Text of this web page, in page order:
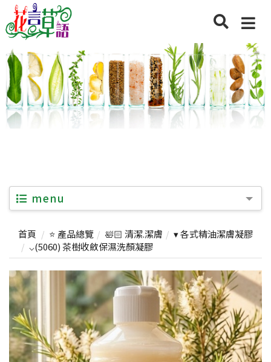
menu
首頁 ⭐ 產品總覽 🛀🏻 清潔.潔膚
▾ 各式精油潔膚凝膠
⌵(5060) 茶樹收斂保濕洗顏凝膠